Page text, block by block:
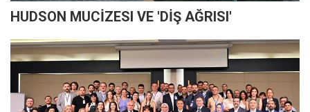
HUDSON MUCİZESI VE 'DİŞ AĞRISI'